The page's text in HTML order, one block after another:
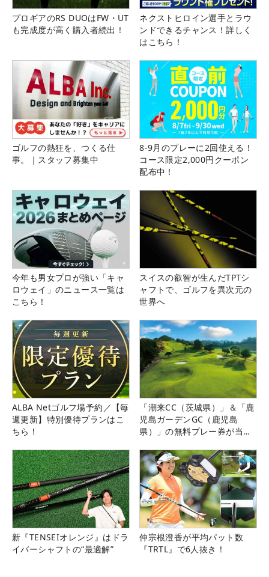
プロギアのRS DUOはFW・UT
も完成度が高く購入者続出！
ネクストヒロイン選手とラウ
ンドできるチャンス！詳しく
はこちら！
ゴルフの熱狂を、つくる仕
事。｜スタッフ募集中
8-9月のプレーに2回使える！
コース限定2,000円クーポン
配布中！
今年も男女プロが強い「キャ
ロウェイ」のニュース一覧は
こちら！
スイスの叡智が生んだTPTシ
ャフトで、ゴルフを異次元の
世界へ
ALBA Netゴルフ場予約／【毎
週更新】特別優待プランはこ
ちら！
「潮来CC（茨城県）」＆「鹿
児島ガーデンGC（鹿児島
県）」の無料プレー券が当た
新『TENSEIオレンジ』はドラ
イバーシャフトの“最適解”
仲宗根澄香が平均パット数
『TRTL』で6人抜き！